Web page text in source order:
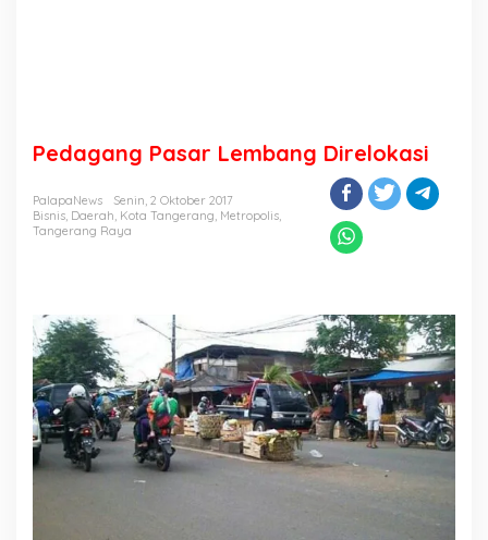
Pedagang Pasar Lembang Direlokasi
PalapaNews
Senin, 2 Oktober 2017
Bisnis, Daerah, Kota Tangerang, Metropolis,
Tangerang Raya